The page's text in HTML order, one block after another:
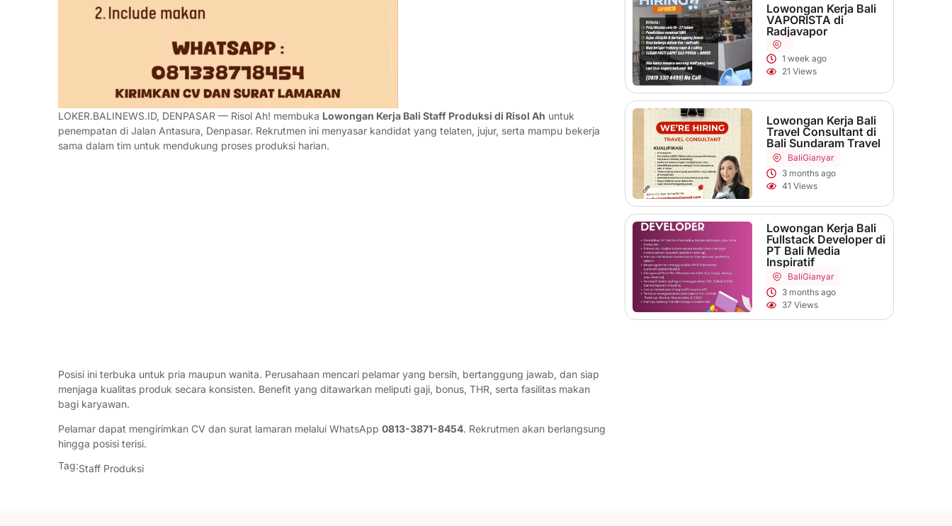
LOKER.BALINEWS.ID, DENPASAR — Risol Ah! membuka Lowongan Kerja Bali Staff Produksi di Risol Ah untuk
penempatan di Jalan Antasura, Denpasar. Rekrutmen ini menyasar kandidat yang telaten, jujur, serta mampu bekerja
sama dalam tim untuk mendukung proses produksi harian.
Posisi ini terbuka untuk pria maupun wanita. Perusahaan mencari pelamar yang bersih, bertanggung jawab, dan siap
menjaga kualitas produk secara konsisten. Benefit yang ditawarkan meliputi gaji, bonus, THR, serta fasilitas makan
bagi karyawan.
Pelamar dapat mengirimkan CV dan surat lamaran melalui WhatsApp 0813-3871-8454. Rekrutmen akan berlangsung
hingga posisi terisi.
Tag:Staff Produksi
Lowongan Kerja Bali
VAPORISTA di
Radjavapor
1 week ago
21 Views
Lowongan Kerja Bali
Travel Consultant di
Bali Sundaram Travel
BaliGianyar
3 months ago
41 Views
Lowongan Kerja Bali
Fullstack Developer di
PT Bali Media
Inspiratif
BaliGianyar
3 months ago
37 Views